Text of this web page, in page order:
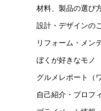
材料、製品の選び
設計・デザインの
リフォーム・メン
ぼくが好きなモノ
グルメレポート（
自己紹介・プロフ